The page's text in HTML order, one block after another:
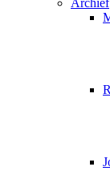
Archief